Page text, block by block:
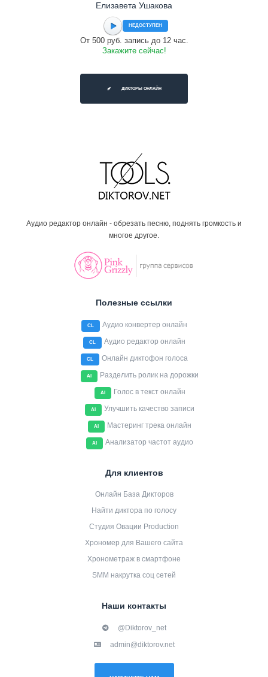
Елизавета Ушакова
НЕДОСТУПЕН
От 500 руб. запись до 12 час.
Закажите сейчас!
ДИКТОРЫ ОНЛАЙН
Аудио редактор онлайн - обрезать песню, поднять громкость и
многое другое.
Полезные ссылки
CL Аудио конвертер онлайн
CL Аудио редактор онлайн
CL Онлайн диктофон голоса
AI Разделить ролик на дорожки
AI Голос в текст онлайн
AI Улучшить качество записи
AI Мастеринг трека онлайн
AI Анализатор частот аудио
Для клиентов
Онлайн База Дикторов
Найти диктора по голосу
Студия Овации Production
Хрономер для Вашего сайта
Хронометраж в смартфоне
SMM накрутка соц сетей
Наши контакты
@Diktorov_net
admin@diktorov.net